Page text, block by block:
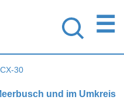
☰
CX-30
und im Umkreis